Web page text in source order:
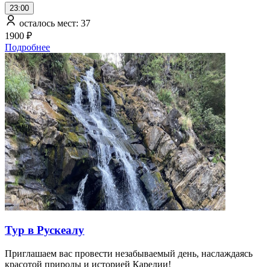
23:00
осталось мест: 37
1900 ₽
Подробнее
Тур в Рускеалу
Приглашаем вас провести незабываемый день, наслаждаясь
красотой природы и историей Карелии!